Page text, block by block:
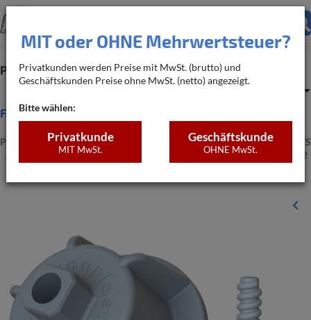
Produkte Bedarfsrechner
FAQ
PRODUKTE NIVIFIX FLIESEN-NIVELLIERSYSTEM
STARTER-SETS
NIVIFIX STARTER-SET PRO GRAU, 300-TEILIG, FLIESENSTÄRKE 12
MIT oder OHNE Mehrwertsteuer?
Privatkunden werden Preise mit MwSt. (brutto) und
Geschäftskunden Preise ohne MwSt. (netto) angezeigt.
Bitte wählen:
Privatkunde
MIT MwSt.
Geschäftskunde
OHNE MwSt.